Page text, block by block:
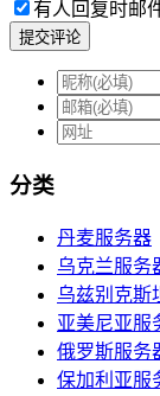
有人回复时邮
提交评论
分类
丹麦服务器
乌克兰服务
乌兹别克斯
亚美尼亚服
俄罗斯服务
保加利亚服